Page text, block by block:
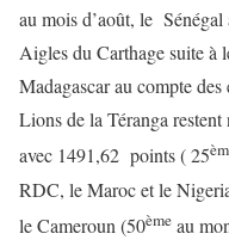
au mois d’août, le
Aigles du Carthage suite à
Madagascar au compte
Lions de la Téranga
avec 1491,62 points ( 25
RDC, le Maroc et le
le Cameroun (50ème au